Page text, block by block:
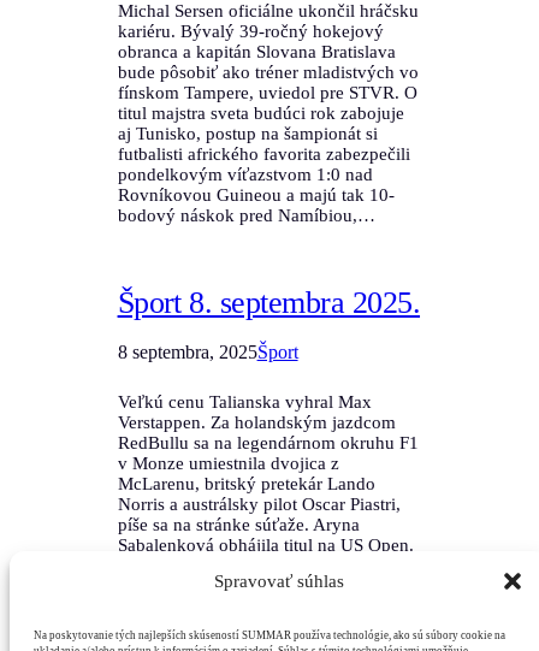
Spravovať súhlas
Na poskytovanie tých najlepších skúseností SUMMAR používa technológie, ako sú súbory cookie na
Michal Sersen oficiálne ukončil hráčsku
kariéru. Bývalý 39-ročný hokejový
obranca a kapitán Slovana Bratislava
bude pôsobiť ako tréner mladistvých vo
fínskom Tampere, uviedol pre STVR. O
titul majstra sveta budúci rok zabojuje
aj Tunisko, postup na šampionát si
futbalisti afrického favorita zabezpečili
pondelkovým víťazstvom 1:0 nad
Rovníkovou Guineou a majú tak 10-
bodový náskok pred Namíbiou,…
Šport 8. septembra 2025.
8 septembra, 2025Šport
Veľkú cenu Talianska vyhral Max
Verstappen. Za holandským jazdcom
RedBullu sa na legendárnom okruhu F1
v Monze umiestnila dvojica z
McLarenu, britský pretekár Lando
Norris a austrálsky pilot Oscar Piastri,
píše sa na stránke súťaže. Aryna
Sabalenková obhájila titul na US Open.
Amandu Anisimovú 6:3, 7:6(3), súťaž